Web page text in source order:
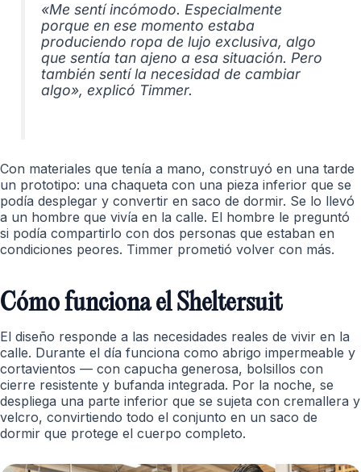
«Me sentí incómodo. Especialmente
porque en ese momento estaba
produciendo ropa de lujo exclusiva, algo
que sentía tan ajeno a esa situación. Pero
también sentí la necesidad de cambiar
algo», explicó Timmer.
Con materiales que tenía a mano, construyó en una tarde
un prototipo: una chaqueta con una pieza inferior que se
podía desplegar y convertir en saco de dormir. Se lo llevó
a un hombre que vivía en la calle. El hombre le preguntó
si podía compartirlo con dos personas que estaban en
condiciones peores. Timmer prometió volver con más.
Cómo funciona el Sheltersuit
El diseño responde a las necesidades reales de vivir en la
calle. Durante el día funciona como abrigo impermeable y
cortavientos — con capucha generosa, bolsillos con
cierre resistente y bufanda integrada. Por la noche, se
despliega una parte inferior que se sujeta con cremallera y
velcro, convirtiendo todo el conjunto en un saco de
dormir que protege el cuerpo completo.